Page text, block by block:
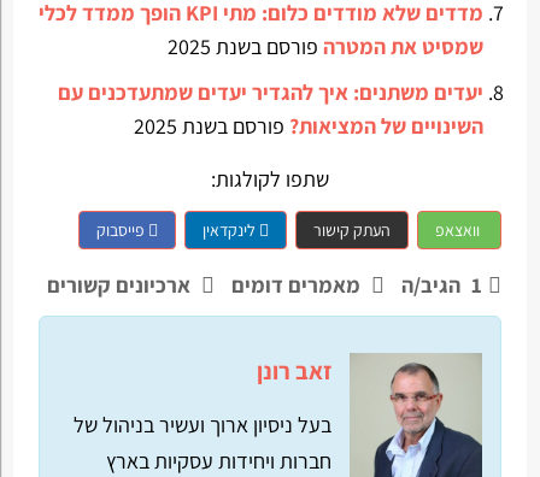
מדדים שלא מודדים כלום: מתי KPI הופך ממדד לכלי
שמסיט את המטרהפורסם בשנת 2025
יעדים משתנים: איך להגדיר יעדים שמתעדכנים עם
השינויים של המציאות? פורסם בשנת 2025
שתפו לקולגות:
וואצאפ העתק קישור לינקדאין פייסבוק
1 הגיב/ה מאמרים דומים ארכיונים קשורים
זאב רונן
בעל ניסיון ארוך ועשיר בניהול של
חברות ויחידות עסקיות בארץ